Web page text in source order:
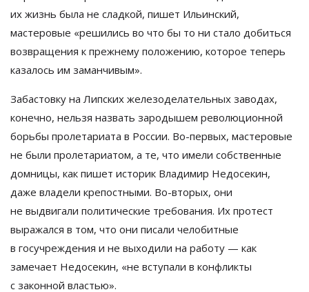
их жизнь была не сладкой, пишет Ильинский,
мастеровые «решились во что бы то ни стало добиться
возвращения к прежнему положению, которое теперь
казалось им заманчивым».
Забастовку на Липских железоделательных заводах,
конечно, нельзя назвать зародышем революционной
борьбы пролетариата в России. Во-первых, мастеровые
не были пролетариатом, а те, что имели собственные
домницы, как пишет историк Владимир Недосекин,
даже владели крепостными. Во-вторых, они
не выдвигали политические требования. Их протест
выражался в том, что они писали челобитные
в госучреждения и не выходили на работу — как
замечает Недосекин, «не вступали в конфликты
с законной властью».